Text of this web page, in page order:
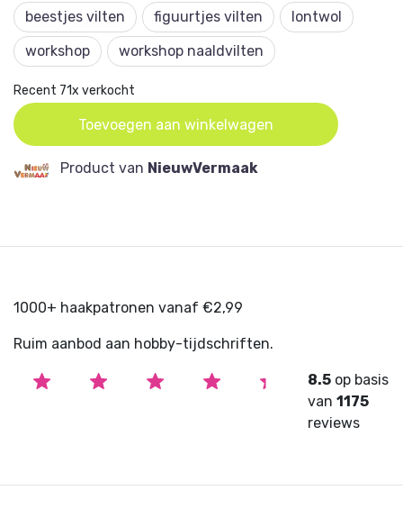
voor iedereen gemakkelijk te leren en ontzettend leuk
om te doen! Tijdens de workshop krijg je handige tips
van een ervaren docent. En, heel handig, de
Naaldvilten doe je zo
Je begint met een eenvoudige basisvorm en voegt
stap voor stap meer wol toe. Door met de viltnaald in
wolkleuren en regelmatig worden er nieuwe
voorbeeldmodellen toegevoegd om je te inspireren.
De workshop duurt ongeveer 2 uur en je gaat naar huis
met een vrolijk zelfgemaakt kunstwerkje én een
werkbeschrijving. Zo kun je thuis lekker verder
beestjes vilten figuurtjes vilten
lontwol
workshop
workshop naaldvilten
Recent 71x verkocht
Toevoegen aan winkelwagen
Product van NieuwVermaak
1000+ haakpatronen vanaf €2,99
Ruim aanbod aan hobby-tijdschriften.
8.5 op basis
van1175
reviews